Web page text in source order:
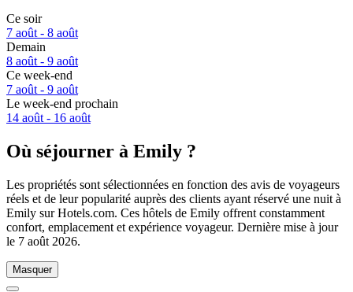
Ce soir
7 août - 8 août
Demain
8 août - 9 août
Ce week-end
7 août - 9 août
Le week-end prochain
14 août - 16 août
Où séjourner à Emily ?
Les propriétés sont sélectionnées en fonction des avis de voyageurs
réels et de leur popularité auprès des clients ayant réservé une nuit à
Emily sur Hotels.com. Ces hôtels de Emily offrent constamment
confort, emplacement et expérience voyageur. Dernière mise à jour
le 7 août 2026.
Masquer